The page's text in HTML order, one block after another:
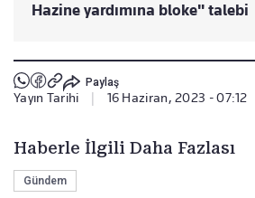
Hazine yardımına bloke" talebi
Paylaş
Yayın Tarihi 16 Haziran, 2023 - 07:12
Haberle İlgili Daha Fazlası
Gündem